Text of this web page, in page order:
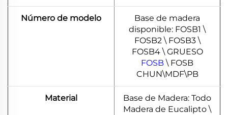
Número de modelo
Base de madera
disponible: FOSB1 \
FOSB2 \ FOSB3 \
FOSB4 \ GRUESO
FOSB \ FOSB
CHUN\MDF\PB
Material
Base de Madera: Todo
Madera de Eucalipto \